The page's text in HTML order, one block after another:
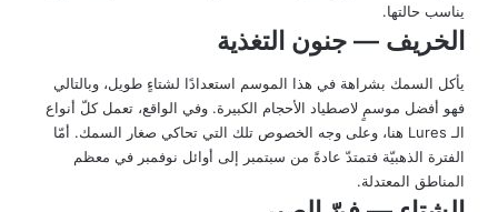
يناسب حالتها.
الخريف — جنون التغذية
يأكل السمك بشراهة في هذا الموسم استعدادًا لشتاءٍ طويل، وبالتالي
فهو أفضل موسمٍ لاصطياد الأحجام الكبيرة. وفي الواقع، تعمل كلّ أنواع
الـ Lures هنا، وعلى وجه الخصوص تلك التي تحاكي صغار السمك. أمّا
الفترة الذهبيّة فتمتدّ عادةً من سبتمبر إلى أوائل نوفمبر في معظم
المناطق المعتدلة.